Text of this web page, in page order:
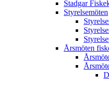
Stadgar
Styrelsemöten
Årsmöten